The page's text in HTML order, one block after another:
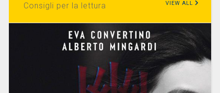
Consigli per la lettura VIEW ALL